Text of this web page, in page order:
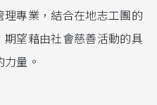
專業，結合在地志工團的
望藉由社會慈善活動的具
量。